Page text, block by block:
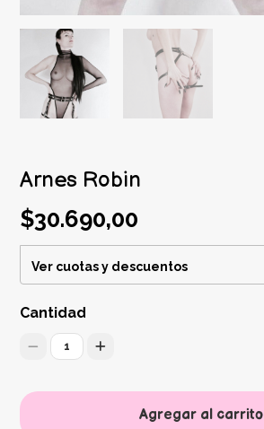
Arnes Robin
$30.690,00
Ver cuotas y descuentos
Cantidad
1
Agregar al carrito